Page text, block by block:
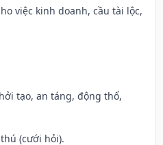
việc kinh doanh, cầu tài lộc,
tạo, an táng, động thổ,
(cưới hỏi).